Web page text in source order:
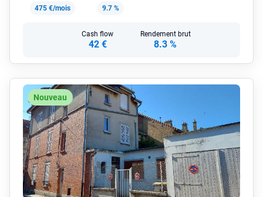
475 €/mois
9.7 %
Cash flow
42 €
Rendement brut
8.3 %
Nouveau